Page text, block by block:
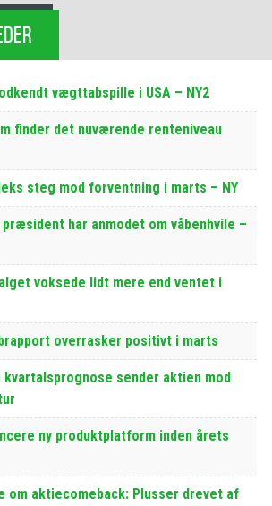
vægttabspille i USA – NY2
finder det nuværende renteniveau
steg mod forventning i marts – NY
præsident har anmodet om våbenhvile –
voksede lidt mere end ventet i
overrasker positivt i marts
kvartalsprognose sender aktien mod
ny produktplatform inden årets
om aktiecomeback: Plusser drevet af